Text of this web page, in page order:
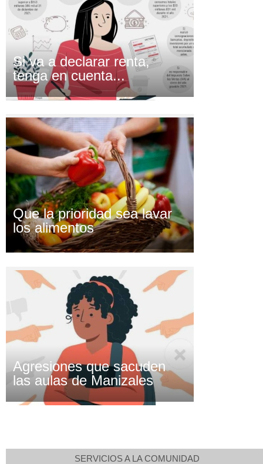
Si va a declarar renta,
tenga en cuenta...
Que la prioridad sea lavar
los alimentos
Agresiones que sacuden
las aulas de Manizales
SERVICIOS A LA COMUNIDAD